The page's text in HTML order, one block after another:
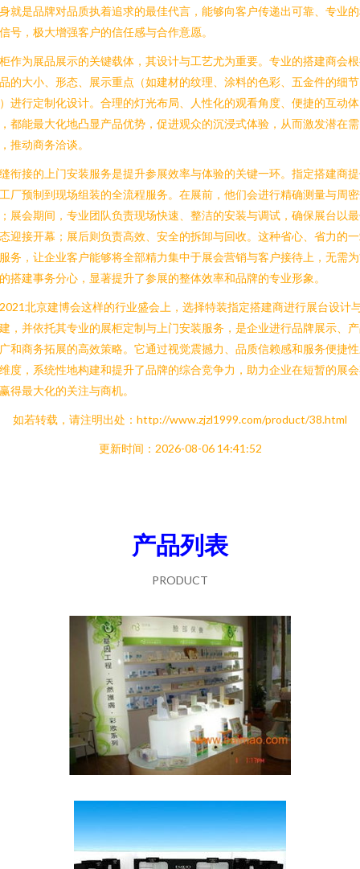
就是品牌对品质执着追求的最佳代言，能够向客户传递出可靠、专业
号，极大增强客户的信任感与合作意愿。
作为展品展示的关键载体，其设计与工艺尤为重要。专业的搭建商会
的大小、形态、展示重点（如建材的纹理、涂料的色彩、五金件的细节
进行定制化设计。合理的灯光布局、人性化的观看角度、便捷的互动体
都能最大化地凸显产品优势，促进观众的沉浸式体验，从而激发潜在需
推动商务洽谈。
衔接的上门安装服务是提升参展效率与体验的关键一环。指定搭建商
厂预制到现场组装的全流程服务。在展前，他们会进行精确测量与周
展会期间，专业团队负责现场快速、整洁的安装与调试，确保展台以
迎接开幕；展后则负责高效、安全的拆卸与回收。这种省心、省力的
务，让企业客户能够将全部精力集中于展会营销与客户接待上，无需
搭建事务分心，显著提升了参展的整体效率和品牌的专业形象。
北京建博会这样的行业盛会上，选择特装指定搭建商进行展台设计
，并依托其专业的展柜定制与上门安装服务，是企业进行品牌展示、
和商务拓展的高效策略。它通过视觉震撼力、品质信赖感和服务便捷
度，系统性地构建和提升了品牌的综合竞争力，助力企业在短暂的展
得最大化的关注与商机。
如若转载，请注明出处：http://www.zjzl1999.com/product/38.html
更新时间：2026-08-06 14:41:52
产品列表
PRODUCT